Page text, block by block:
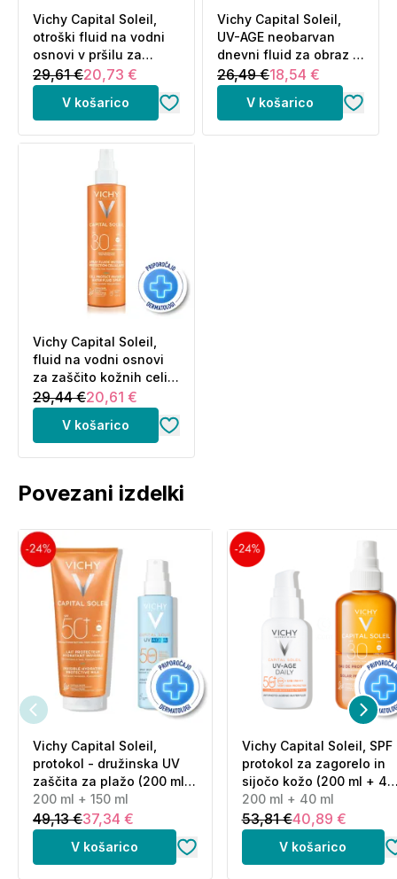
Vichy Capital Soleil,
otroški fluid na vodni
osnovi v pršilu za
zaščito kožnih celic -
ZF50+ (200 ml)
29,61 €20,73 €
V košarico
Vichy Capital Soleil,
UV-AGE neobarvan
dnevni fluid za obraz -
ZF50+ (40 ml)
26,49 €18,54 €
V košarico
Vichy Capital Soleil,
fluid na vodni osnovi
za zaščito kožnih celic
- ZF30 (200 ml)
29,44 €20,61 €
V košarico
Povezani izdelki
Vichy Capital Soleil,
protokol - družinska UV
zaščita za plažo (200 ml +
150 ml)
200 ml + 150 ml
49,13 €37,34 €
V košarico
Vichy Capital Soleil, SPF
protokol za zagorelo in
sijočo kožo (200 ml + 40
ml)
200 ml + 40 ml
53,81 €40,89 €
V košarico